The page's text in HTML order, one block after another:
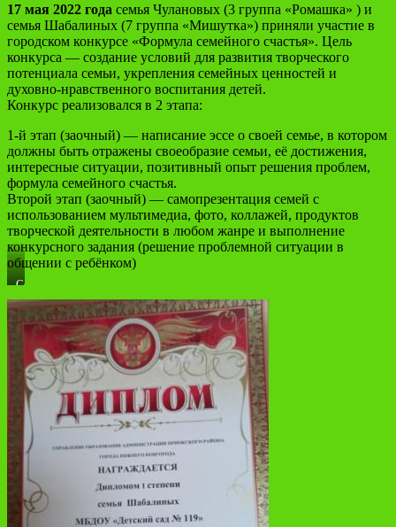
17 мая 2022 года семья Чулановых (3 группа «Ромашка» ) и
семья Шабалиных (7 группа «Мишутка») приняли участие в
городском конкурсе «Формула семейного счастья». Цель
конкурса — создание условий для развития творческого
потенциала семьи, укрепления семейных ценностей и
духовно-нравственного воспитания детей.
Конкурс реализовался в 2 этапа:
1-й этап (заочный) — написание эссе о своей семье, в котором
должны быть отражены своеобразие семьи, её достижения,
интересные ситуации, позитивный опыт решения проблем,
формула семейного счастья.
Второй этап (заочный) — самопрезентация семей с
использованием мультимедиа, фото, коллажей, продуктов
творческой деятельности в любом жанре и выполнение
конкурсного задания (решение проблемной ситуации в
общении с ребёнком)
Семья
ШАБАЛИНЫХ
(7
группа
«Мишутка»)